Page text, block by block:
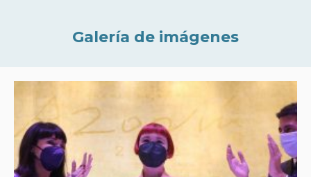
Galería de imágenes